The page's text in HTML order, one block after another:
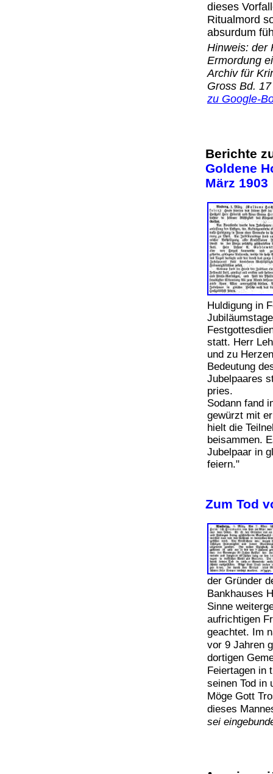
dieses
Ritualmord
absurdum
Hinweis: der
Ermordung
Archiv für
Gross Bd.
zu Google-
Berichte
Goldene
März 1903
Huldigung in
statt. Herr
und zu
Bedeutung
Jubelpaares
pries.
Sodann fand
gewürzt mit
hielt die
beisammen.
Jubelpaar in
feiern."
Zum Tod
der Gründer
Bankhauses
Sinne
aufrichtigen
geachtet. Im
vor 9 Jahren
dortigen
Feiertagen in
seinen Tod in
Möge Gott
dieses
sei